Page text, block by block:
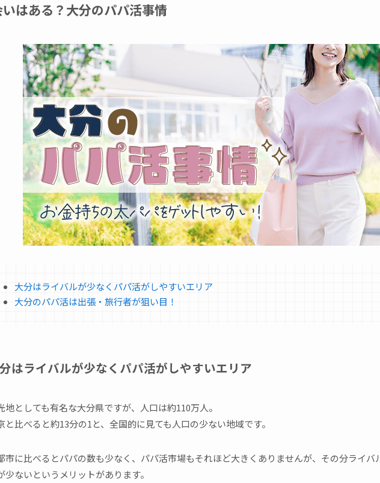
いはある？大分のパパ活事情
大分はライバルが少なくパパ活がしやすいエリア
大分のパパ活は出張・旅行者が狙い目！
はライバルが少なくパパ活がしやすいエリア
地としても有名な大分県ですが、人口は約110万人。
と比べると約13分の1と、全国的に見ても人口の少ない地域です。
市に比べるとパパの数も少なく、パパ活市場もそれほど大きくありませんが、その分ライバ
少ないというメリットがあります。